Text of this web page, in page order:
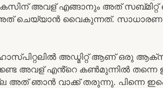
അവള് എങ്ങാനും അത്
അത് ചെയ്യാൻ വൈകുന്നത്.
അഡ്മിറ്റ് ആണ് ഒരു
അവള് എൻ്റെ കൺമുന്നിൽ
അത് ഞാൻ വാക്ക് തരുന്നു. പിന്നെ